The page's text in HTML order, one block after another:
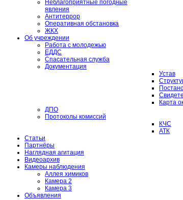
Неблагоприятные погодные
явления
Антитеррор
Оперативная обстановка
ЖКХ
Об учреждении
Работа с молодежью
ЕДДС
Спасательная служба
Документация
Устав
Карта
ДПО
Протоколы комиссий
КЧС
АТК
Статьи
Партнёры
Наглядная агитация
Видеоархив
Камеры наблюдения
Аллея химиков
Камера 2
Камера 3
Объявления